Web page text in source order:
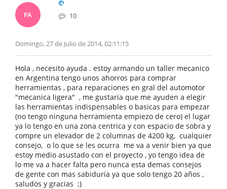
PA 10
Domingo, 27 de Julio de 2014, 02:11:15
Hola , necesito ayuda . estoy armando un taller mecanico
en Argentina tengo unos ahorros para comprar
herramientas , para reparaciones en gral del automotor
"mecanica ligera" , me gustaria que me ayuden a elegir
las herramientas indispensables o basicas para empezar
(no tengo ninguna herramienta empiezo de cero) el lugar
ya lo tengo en una zona centrica y con espacio de sobra y
compre un elevador de 2 columnas de 4200 kg, cualquier
consejo, o lo que se les ocurra me va a venir bien ya que
estoy medio asustado con el proyecto , yo tengo idea de
lo me va a hacer falta pero nunca esta demas consejos
de gente con mas sabiduria ya que solo tengo 20 años ,
saludos y gracias ;)